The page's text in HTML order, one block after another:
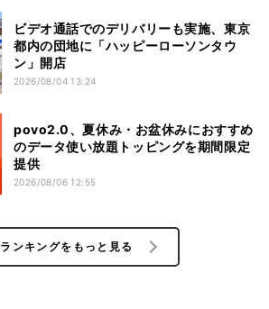
ビデオ通話でのデリバリーも実施、東京
都内の団地に「ハッピーローソンタウ
ン」開店
2026/08/04 13:24
povo2.0、夏休み・お盆休みにおすすめ
のデータ使い放題トッピングを期間限定
提供
2026/08/06 12:55
ランキングをもっと見る